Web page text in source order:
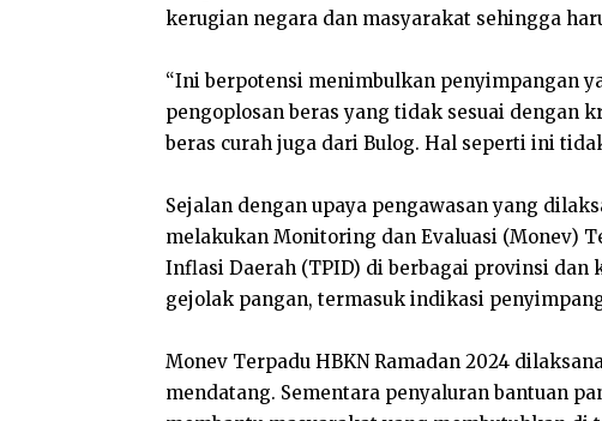
kerugian negara dan masyarakat sehingga
“Ini berpotensi menimbulkan penyimpangan
pengoplosan beras yang tidak sesuai dengan
beras curah juga dari Bulog. Hal seperti ini
Sejalan dengan upaya pengawasan yang
melakukan Monitoring dan Evaluasi (Monev)
Inflasi Daerah (TPID) di berbagai provinsi dan
gejolak pangan, termasuk indikasi
Monev Terpadu HBKN Ramadan 2024
mendatang. Sementara penyaluran bantuan